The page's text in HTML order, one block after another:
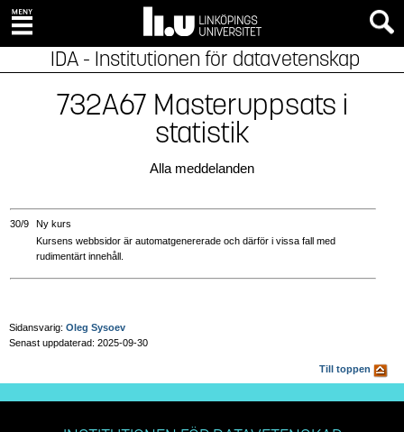
IDA - Institutionen för datavetenskap
732A67 Masteruppsats i
statistik
Alla meddelanden
30/9
Ny kurs
Kursens webbsidor är automatgenererade och därför i vissa fall med
rudimentärt innehåll.
Sidansvarig: Oleg Sysoev
Senast uppdaterad: 2025-09-30
Till toppen